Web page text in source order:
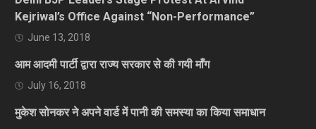
Kejriwal’s Office Against “Non-Performance”
June 13, 2018
आम आदमी पार्टी द्वारा राज्य सरकार से की गयी माँग
July 16, 2018
मुकेश सोनकर ने अपने वार्ड में पानी की समस्या का किया समाधान